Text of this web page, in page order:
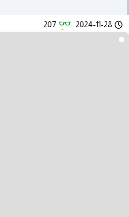
2024-11-28
207